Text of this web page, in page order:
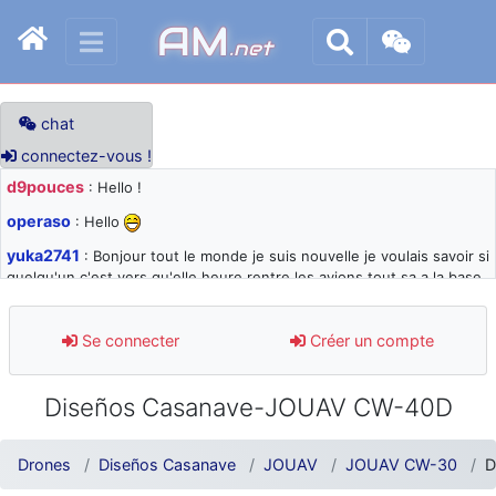
AM.net
chat
connectez-vous !
d9pouces : Hello !
operaso : Hello
yuka2741 : Bonjour tout le monde je suis nouvelle je voulais savoir si
quelqu'un c'est vers qu'elle heure rentre les avions tout sa a la base
d9pouces: désolé pour les quelques blocages du site ces derniers
jours : je teste des méthodes contre le spam et les bots trop nocifs
paxwax: Super, la nouvelle bannière
d9pouces
: je suis un avion@,._,+ > lesquels ? je ne suis pas sûr de
comprendre
Se connecter Créer un compte
Diseños Casanave-JOUAV CW-40D
Drones Diseños Casanave JOUAV JOUAV CW-30